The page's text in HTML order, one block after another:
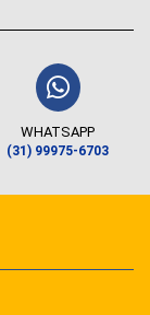
WHATSAPP
(31) 99975-6703